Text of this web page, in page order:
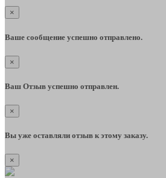
×
Ваше сообщение успешно отправлено.
×
Ваш Отзыв успешно отправлен.
×
Вы уже оставляли отзыв к этому заказу.
×